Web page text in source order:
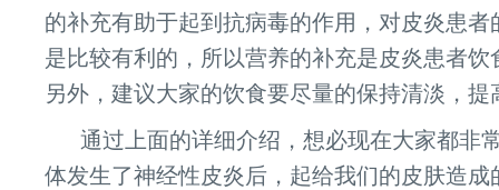
的补充有助于起到抗病毒的作用，对皮炎患者
是比较有利的，所以营养的补充是皮炎患者饮
另外，建议大家的饮食要尽量的保持清淡，提
通过上面的详细介绍，想必现在大家都非
体发生了神经性皮炎后，起给我们的皮肤造成